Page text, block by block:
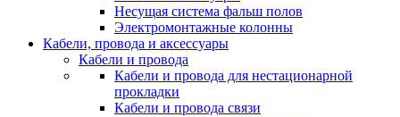
Несущая система фальш полов
Электромонтажные колонны
Кабели, провода и аксессуары
Кабели и провода
Кабели и провода для нестационарной
прокладки
Кабели и провода связи